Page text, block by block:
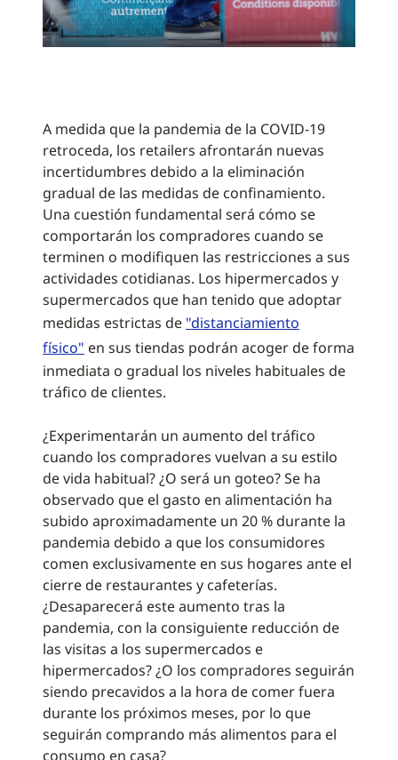
A medida que la pandemia de la COVID-19
retroceda, los retailers afrontarán nuevas
incertidumbres debido a la eliminación
gradual de las medidas de confinamiento.
Una cuestión fundamental será cómo se
comportarán los compradores cuando se
terminen o modifiquen las restricciones a sus
actividades cotidianas. Los hipermercados y
supermercados que han tenido que adoptar
medidas estrictas de "distanciamiento
físico" en sus tiendas podrán acoger de forma
inmediata o gradual los niveles habituales de
tráfico de clientes.
¿Experimentarán un aumento del tráfico
cuando los compradores vuelvan a su estilo
de vida habitual? ¿O será un goteo? Se ha
observado que el gasto en alimentación ha
subido aproximadamente un 20 % durante la
pandemia debido a que los consumidores
comen exclusivamente en sus hogares ante el
cierre de restaurantes y cafeterías.
¿Desaparecerá este aumento tras la
pandemia, con la consiguiente reducción de
las visitas a los supermercados e
hipermercados? ¿O los compradores seguirán
siendo precavidos a la hora de comer fuera
durante los próximos meses, por lo que
seguirán comprando más alimentos para el
consumo en casa?